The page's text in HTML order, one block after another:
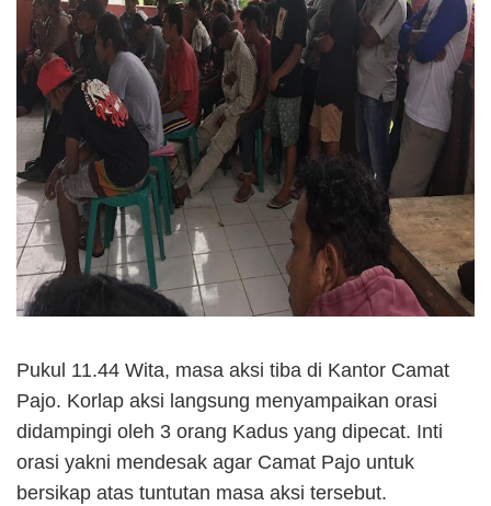
Pukul 11.44 Wita, masa aksi tiba di Kantor Camat
Pajo. Korlap aksi langsung menyampaikan orasi
didampingi oleh 3 orang Kadus yang dipecat. Inti
orasi yakni mendesak agar Camat Pajo untuk
bersikap atas tuntutan masa aksi tersebut.